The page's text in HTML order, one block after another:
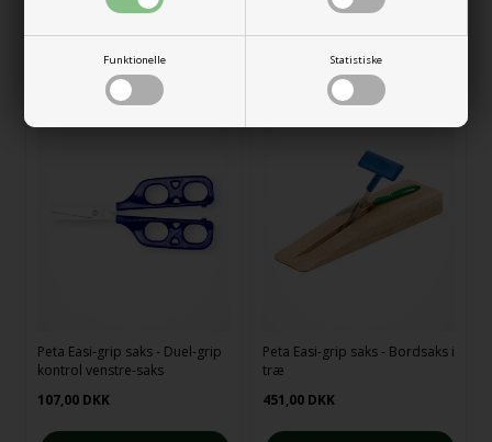
Funktionelle Statistiske
På fjernlager
Peta Easi-grip saks - Duel-grip
kontrol venstre-saks
107,00 DKK
Peta Easi-grip saks - Bordsaks i
træ
451,00 DKK